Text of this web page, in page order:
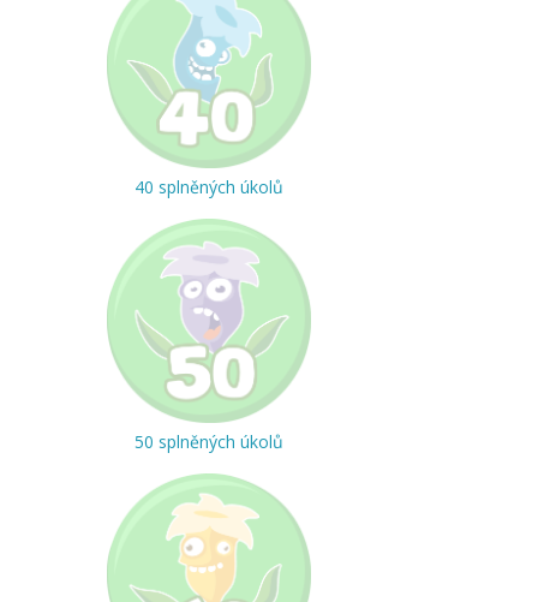
40 splněných úkolů
50 splněných úkolů